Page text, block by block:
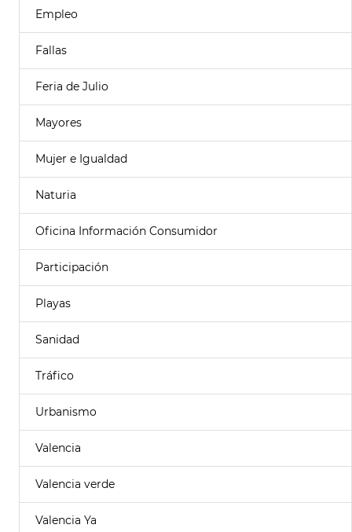
Empleo
Fallas
Feria de Julio
Mayores
Mujer e Igualdad
Naturia
Oficina Información Consumidor
Participación
Playas
Sanidad
Tráfico
Urbanismo
Valencia
Valencia verde
Valencia Ya